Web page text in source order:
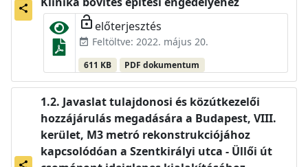
share
lock_open előterjesztés
event_available Feltöltve: 2022. május 20.
611 KB PDF dokumentum
Javaslat tulajdonosi és közútkezelői
hozzájárulás megadására a Budapest, VIII.
kerület, M3 metró rekonstrukciójához
kapcsolódóan a Szentkirályi utca - Üllői út